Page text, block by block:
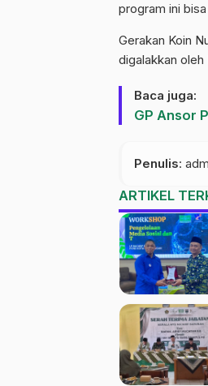
program ini
Gerakan Koin
digalakkan oleh
Baca juga:
GP Ansor
Penulis:
ARTIKEL